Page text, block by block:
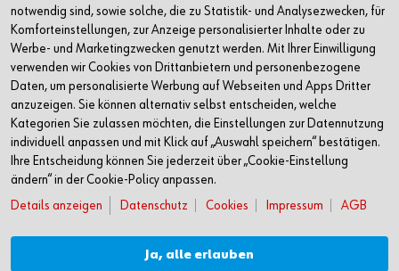
Verkauf nur an Unternehmer, Gewerbetreibende, Freiberufler und öffentliche
notwendig sind, sowie solche, die zu Statistik- und Analysezwecken, für
Komforteinstellungen, zur Anzeige personalisierter Inhalte oder zu
Werbe- und Marketingzwecken genutzt werden. Mit Ihrer Einwilligung
verwenden wir Cookies von Drittanbietern und personenbezogene
Daten, um personalisierte Werbung auf Webseiten und Apps Dritter
anzuzeigen. Sie können alternativ selbst entscheiden, welche
Kategorien Sie zulassen möchten, die Einstellungen zur Datennutzung
individuell anpassen und mit Klick auf „Auswahl speichern“ bestätigen.
Ihre Entscheidung können Sie jederzeit über „Cookie-Einstellung
ändern“ in der Cookie-Policy anpassen.
Details anzeigen
Datenschutz Cookies Impressum AGB
Ja, alle erlauben